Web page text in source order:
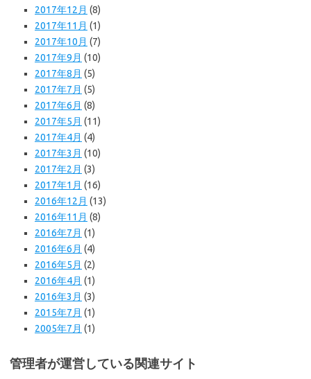
2017年12月 (8)
2017年11月 (1)
2017年10月 (7)
2017年9月 (10)
2017年8月 (5)
2017年7月 (5)
2017年6月 (8)
2017年5月 (11)
2017年4月 (4)
2017年3月 (10)
2017年2月 (3)
2017年1月 (16)
2016年12月 (13)
2016年11月 (8)
2016年7月 (1)
2016年6月 (4)
2016年5月 (2)
2016年4月 (1)
2016年3月 (3)
2015年7月 (1)
2005年7月 (1)
管理者が運営している関連サイト